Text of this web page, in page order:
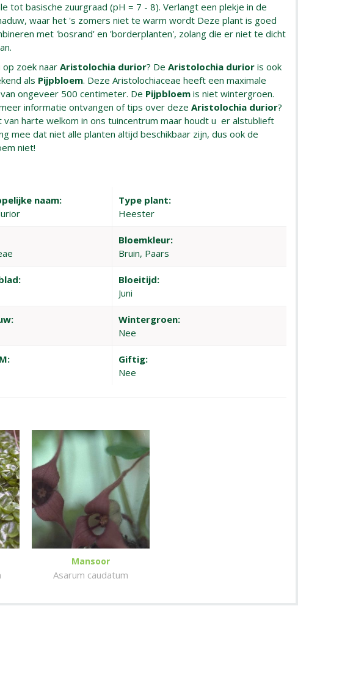
tot basische zuurgraad (pH = 7 - 8). Verlangt een plekje in de
waar het 's zomers niet te warm wordt Deze plant is goed
met 'bosrand' en 'borderplanten', zolang die er niet te dicht
op zoek naarAristolochia durior? DeAristolochia durior is ook
als Pijpbloem. Deze Aristolochiaceae heeft een maximale
ongeveer 500 centimeter. De Pijpbloemis niet wintergroen.
informatie ontvangen of tips over dezeAristolochia durior?
van harte welkom in ons tuincentrum maar houdt u er alstublieft
mee dat niet alle planten altijd beschikbaar zijn, dus ook de
niet!
naam:
Type plant:
Heester
Bloemkleur:
Bruin, Paars
Bloeitijd:
Juni
Wintergroen:
Nee
Giftig:
Nee
Mansoor
Asarum caudatum